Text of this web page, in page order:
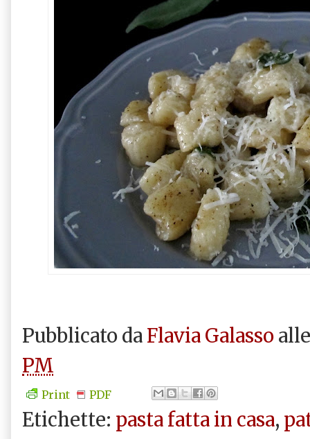
Pubblicato da Flavia Galasso
PM
Print PDF
Etichette: pasta fatta in casa,